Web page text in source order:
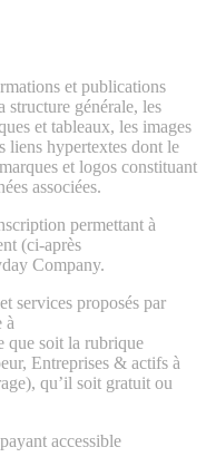
et publications
structure générale, les
et tableaux, les images
liens hypertextes dont le
et logos constituant
associées.
permettant à
(ci-après
Company.
services proposés par
à
que soit la rubrique
Entreprises & actifs à
qu’il soit gratuit ou
accessible